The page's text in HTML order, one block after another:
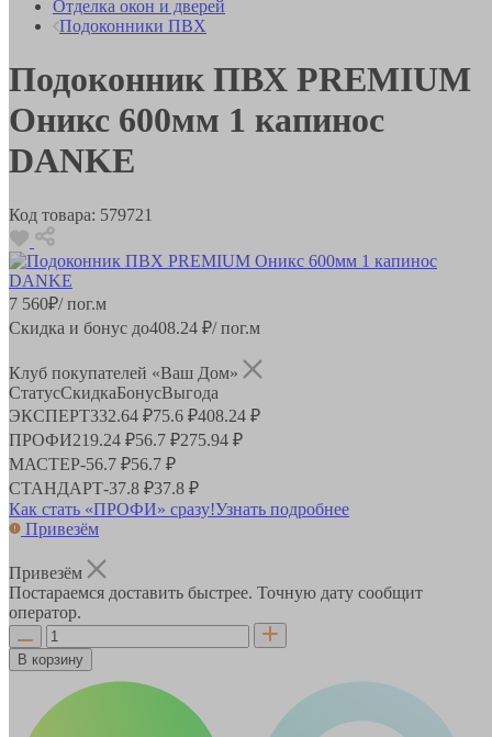
Отделка окон и дверей
Подоконники ПВХ
Подоконник ПВХ PREMIUM
Оникс 600мм 1 капинос
DANKE
Код товара: 579721
7 560₽/ пог.м
Скидка и бонус до408.24 ₽/ пог.м
Клуб покупателей «Ваш Дом»
СтатусСкидкаБонусВыгода
ЭКСПЕРТ332.64 ₽75.6 ₽408.24 ₽
ПРОФИ219.24 ₽56.7 ₽275.94 ₽
МАСТЕР-56.7 ₽56.7 ₽
СТАНДАРТ-37.8 ₽37.8 ₽
Как стать «ПРОФИ» сразу!Узнать подробнее
Привезём
Привезём
Постараемся доставить быстрее. Точную дату сообщит
оператор.
В корзину